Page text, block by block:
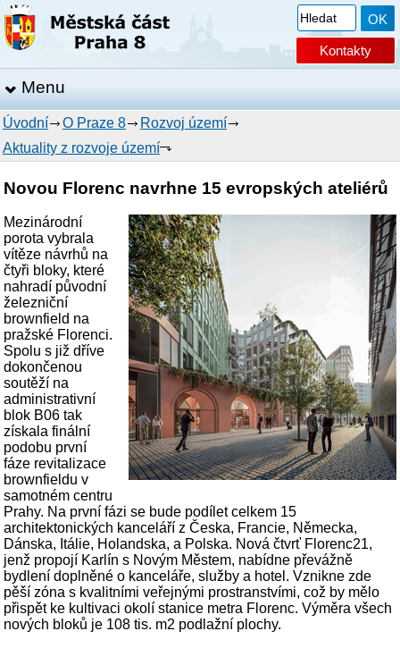
Kontakty
Menu
Úvodní O Praze 8
Rozvoj území
Aktuality z rozvoje území
Novou Florenc navrhne 15 evropských ateliérů
Mezinárodní
porota vybrala
vítěze návrhů na
čtyři bloky, které
nahradí původní
železniční
brownfield na
pražské Florenci.
Spolu s již dříve
dokončenou
soutěží na
administrativní
blok B06 tak
získala finální
podobu první
fáze revitalizace
brownfieldu v
samotném centru
Prahy. Na první fázi se bude podílet celkem 15
architektonických kanceláří z Česka, Francie, Německa,
Dánska, Itálie, Holandska, a Polska. Nová čtvrť Florenc21,
jenž propojí Karlín s Novým Městem, nabídne převážně
bydlení doplněné o kanceláře, služby a hotel. Vznikne zde
pěší zóna s kvalitními veřejnými prostranstvími, což by mělo
přispět ke kultivaci okolí stanice metra Florenc. Výměra všech
nových bloků je 108 tis. m2 podlažní plochy.